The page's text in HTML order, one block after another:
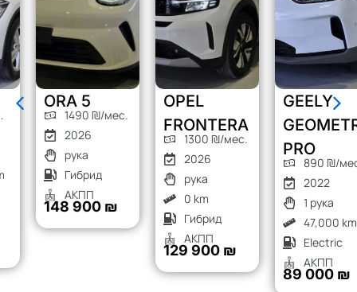
ORA 5
1490 ₪/мес.
2026
рука
Гибрид
АКПП
148 900 ₪
OPEL
FRONTERA
1300 ₪/мес.
2026
рука
0 km
Гибрид
АКПП
129 900 ₪
GEELY
GEOMETRY
PRO
890 ₪/мес.
2022
1 рука
47,000 km
Electric
АКПП
89 000 ₪